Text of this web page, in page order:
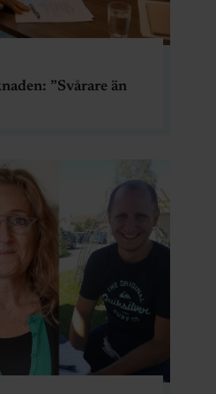
”Svårare än